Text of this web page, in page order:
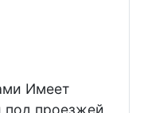
Имеет
под проезжей